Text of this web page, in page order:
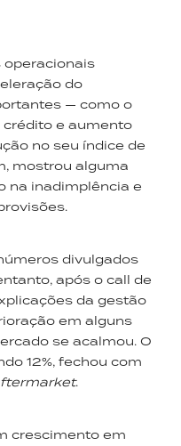
operacionais
do
— como o
e aumento
no seu índice de
mostrou alguma
na inadimplência e
divulgados
após o call de
da gestão
em alguns
se acalmou. O
12%, fechou com
.
crescimento em